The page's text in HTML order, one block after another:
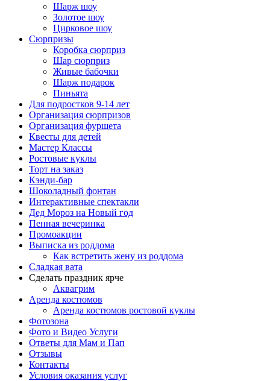
Шарж шоу
Золотое шоу
Цирковое шоу
Сюрпризы
Коробка сюрприз
Шар сюрприз
Живые бабочки
Шарж подарок
Пиньята
Для подростков 9-14 лет
Организация сюрпризов
Организация фуршета
Квесты для детей
Мастер Классы
Ростовые куклы
Торт на заказ
Кэнди-бар
Шоколадный фонтан
Интерактивные спектакли
Дед Мороз на Новый год
Пенная вечеринка
Промоакции
Выписка из роддома
Как встретить жену из роддома
Сладкая вата
Сделать праздник ярче
Аквагрим
Аренда костюмов
Аренда костюмов ростовой куклы
Фотозона
Фото и Видео Услуги
Ответы для Мам и Пап
Отзывы
Контакты
Условия оказания услуг